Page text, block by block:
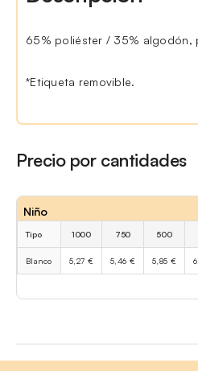
65% poliéster / 35% algodón,
*Etiqueta removible.
Precio por cantidades
Niño
Tipo 1000 750 500
Blanco 5,27 € 5,46 € 5,85 €